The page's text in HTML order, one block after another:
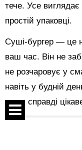
тече. Усе
простій упаковці.
Суші-бургер — це
ваш час. Він не
не розчаровує у
навіть у будній
щось справді